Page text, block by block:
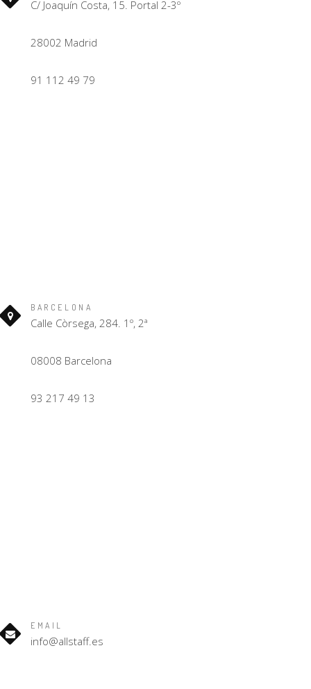
C/ Joaquín Costa, 15. Portal 2-3º
28002 Madrid
91 112 49 79
BARCELONA
Calle Còrsega, 284. 1º, 2ª
08008 Barcelona
93 217 49 13
EMAIL
info@allstaff.es